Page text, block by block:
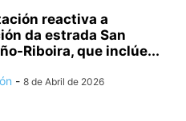
reactiva a
da estrada San
Riboira, que inclúe...
- 8 de Abril de 2026